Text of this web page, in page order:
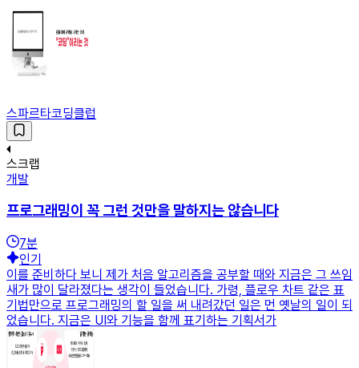
스파르타코딩클럽
스크랩
개발
프로그래밍이 꼭 그런 것만을 말하지는 않습니다
7분
인기
이를 준비하다 보니 제가 처음 알고리즘을 공부할 때와 지금은 그 쓰임
새가 많이 달라졌다는 생각이 들었습니다. 가령, 플로우 차트 같은 표
기법만으로 프로그래밍의 할 일을 써 내려갔던 일은 먼 옛날의 일이 되
었습니다. 지금은 UI와 기능을 함께 표기하는 기획서가